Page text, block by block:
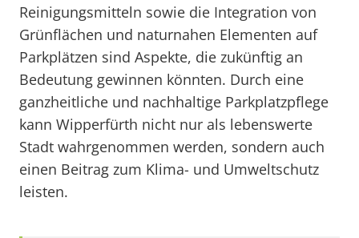
Reinigungsmitteln sowie die Integration von
Grünflächen und naturnahen Elementen auf
Parkplätzen sind Aspekte, die zukünftig an
Bedeutung gewinnen könnten. Durch eine
ganzheitliche und nachhaltige Parkplatzpflege
kann Wipperfürth nicht nur als lebenswerte
Stadt wahrgenommen werden, sondern auch
einen Beitrag zum Klima- und Umweltschutz
leisten.